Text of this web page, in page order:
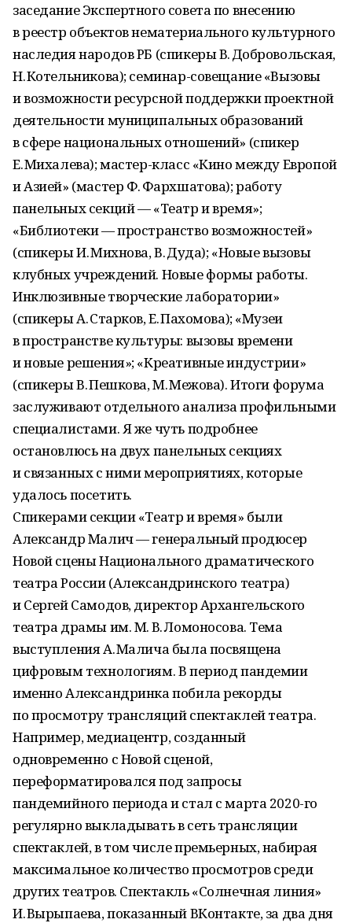
заседание Экспертного совета по внесению
в реестр объектов нематериального культурного
наследия народов РБ (спикеры В. Добровольская,
Н. Котельникова); семинар-совещание «Вызовы
и возможности ресурсной поддержки проектной
деятельности муниципальных образований
в сфере национальных отношений» (спикер
Е. Михалева); мастер-класс «Кино между Европой
и Азией» (мастер Ф. Фархшатова); работу
панельных секций — «Театр и время»;
«Библиотеки — пространство возможностей»
(спикеры И. Михнова, В. Дуда); «Новые вызовы
клубных учреждений. Новые формы работы.
Инклюзивные творческие лаборатории»
(спикеры А. Старков, Е. Пахомова); «Музеи
в пространстве культуры: вызовы времени
и новые решения»; «Креативные индустрии»
(спикеры В. Пешкова, М. Межова). Итоги форума
заслуживают отдельного анализа профильными
специалистами. Я же чуть подробнее
остановлюсь на двух панельных секциях
и связанных с ними мероприятиях, которые
удалось посетить.
Спикерами секции «Театр и время» были
Александр Малич — генеральный продюсер
Новой сцены Национального драматического
театра России (Александринского театра)
и Сергей Самодов, директор Архангельского
театра драмы им. М. В. Ломоносова. Тема
выступления А. Малича была посвящена
цифровым технологиям. В период пандемии
именно Александринка побила рекорды
по просмотру трансляций спектаклей театра.
Например, медиацентр, созданный
одновременно с Новой сценой,
переформатировался под запросы
пандемийного периода и стал с марта 2020-го
регулярно выкладывать в сеть трансляции
спектаклей, в том числе премьерных, набирая
максимальное количество просмотров среди
других театров. Спектакль «Солнечная линия»
И. Вырыпаева, показанный ВКонтакте, за два дня